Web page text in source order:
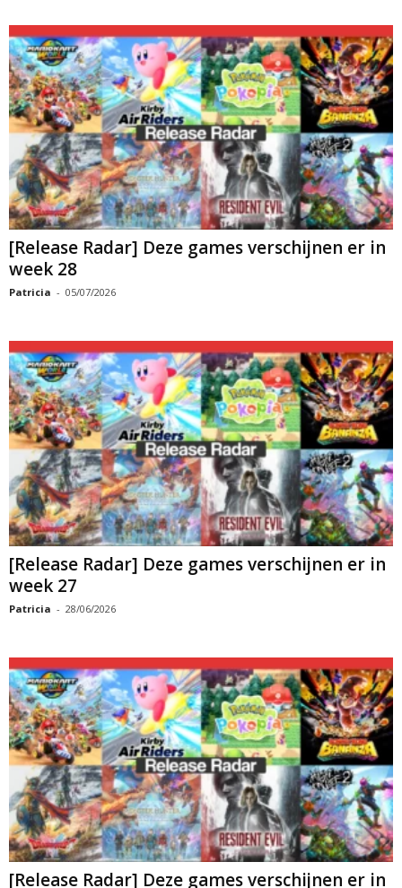
[Release Radar] Deze games verschijnen er in
week 28
Patricia - 05/07/2026
[Release Radar] Deze games verschijnen er in
week 27
Patricia - 28/06/2026
[Release Radar] Deze games verschijnen er in